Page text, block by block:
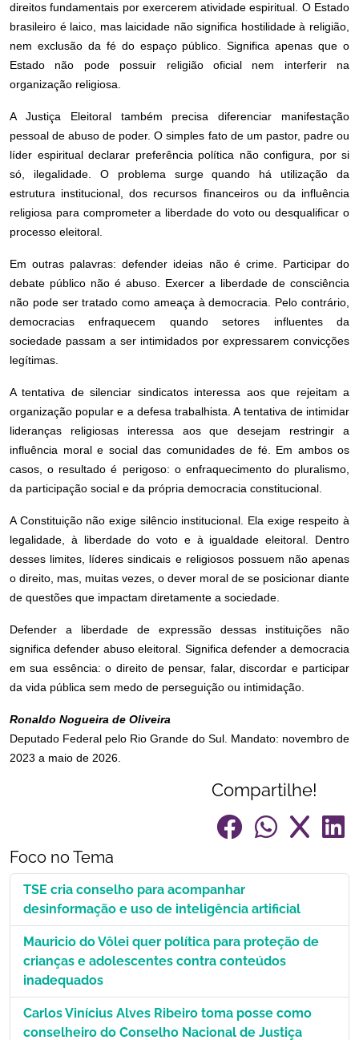
direitos fundamentais por exercerem atividade espiritual. O Estado
brasileiro é laico, mas laicidade não significa hostilidade à religião,
nem exclusão da fé do espaço público. Significa apenas que o
Estado não pode possuir religião oficial nem interferir na
organização religiosa.
A Justiça Eleitoral também precisa diferenciar manifestação
pessoal de abuso de poder. O simples fato de um pastor, padre ou
líder espiritual declarar preferência política não configura, por si
só, ilegalidade. O problema surge quando há utilização da
estrutura institucional, dos recursos financeiros ou da influência
religiosa para comprometer a liberdade do voto ou desqualificar o
processo eleitoral.
Em outras palavras: defender ideias não é crime. Participar do
debate público não é abuso. Exercer a liberdade de consciência
não pode ser tratado como ameaça à democracia. Pelo contrário,
democracias enfraquecem quando setores influentes da
sociedade passam a ser intimidados por expressarem convicções
legítimas.
A tentativa de silenciar sindicatos interessa aos que rejeitam a
organização popular e a defesa trabalhista. A tentativa de intimidar
lideranças religiosas interessa aos que desejam restringir a
influência moral e social das comunidades de fé. Em ambos os
casos, o resultado é perigoso: o enfraquecimento do pluralismo,
da participação social e da própria democracia constitucional.
A Constituição não exige silêncio institucional. Ela exige respeito à
legalidade, à liberdade do voto e à igualdade eleitoral. Dentro
desses limites, líderes sindicais e religiosos possuem não apenas
o direito, mas, muitas vezes, o dever moral de se posicionar diante
de questões que impactam diretamente a sociedade.
Defender a liberdade de expressão dessas instituições não
significa defender abuso eleitoral. Significa defender a democracia
em sua essência: o direito de pensar, falar, discordar e participar
da vida pública sem medo de perseguição ou intimidação.
Ronaldo Nogueira de Oliveira
Deputado Federal pelo Rio Grande do Sul. Mandato: novembro de
2023 a maio de 2026.
Compartilhe!
Foco no Tema
TSE cria conselho para acompanhar
desinformação e uso de inteligência artificial
Mauricio do Vôlei quer política para proteção de
crianças e adolescentes contra conteúdos
inadequados
Carlos Vinícius Alves Ribeiro toma posse como
conselheiro do Conselho Nacional de Justiça